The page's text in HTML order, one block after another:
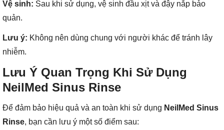
Vệ sinh: Sau khi sử dụng, vệ sinh đầu xịt và đậy nắp bảo
quản.
Lưu ý: Không nên dùng chung với người khác để tránh lây
nhiễm.
Lưu Ý Quan Trọng Khi Sử Dụng
NeilMed Sinus Rinse
Để đảm bảo hiệu quả và an toàn khi sử dụng NeilMed Sinus
Rinse, bạn cần lưu ý một số điểm sau: